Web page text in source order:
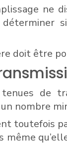
ne
doit être
de
nombre
toutefois